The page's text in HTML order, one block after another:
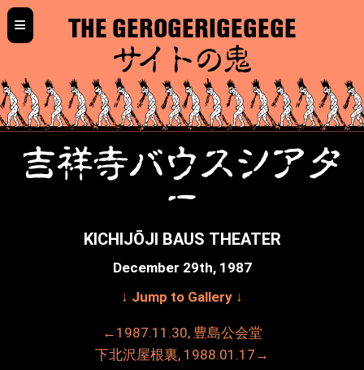
≡ THE GEROGERIGEGEGE
サイトの鬼
吉祥寺バウスシアタ
ー
←1987.11.30, 豊島公会堂
KICHIJŌJI BAUS THEATER
December 29th, 1987
↓ Jump to Gallery ↓
下北沢屋根裏, 1988.01.17→